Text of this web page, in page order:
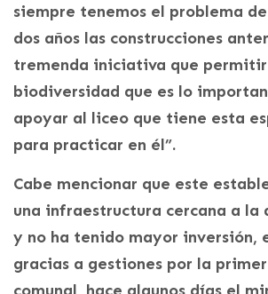
siempre tenemos el problema
dos años las construcciones
tremenda iniciativa que
biodiversidad que es lo
apoyar al liceo que tiene esta
para practicar en él”.
Cabe mencionar que este
una infraestructura cercana a la
y no ha tenido mayor inversión,
gracias a gestiones por la